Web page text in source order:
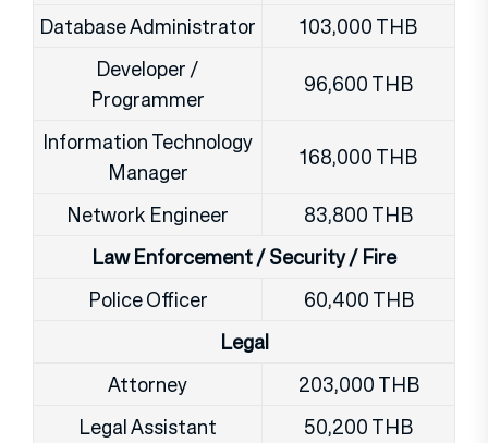
Database Administrator
103,000 THB
Developer /
Programmer
96,600 THB
Information Technology
Manager
168,000 THB
Network Engineer
83,800 THB
Law Enforcement / Security / Fire
Police Officer
60,400 THB
Legal
Attorney
203,000 THB
Legal Assistant
50,200 THB